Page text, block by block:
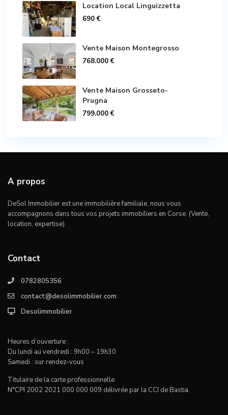
Location Local Linguizzetta
690 €
Vente Maison Montegrosso
768.000 €
Vente Maison Grosseto-
Prugna
799.000 €
A propos
DeSol Immobilier est une immobilière familiale, nous vous
accompagnons dans tous vos projets immobiliers en Corse. (Vente,
location, expertise).
Contact
0782805356
contact@desolimmobilier.com
Desolimmobilier
Heures d’ouverture :
Du lundi au vendredi : 9h00 – 19h30
Samedi : sur rendez-vous
Titulaire de la carte professionnelle
N°CPI 2002 2021 000 000 009 délivrée par la CCI de Bastia.